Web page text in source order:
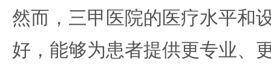
然而，三甲医院的医疗水平和
好，能够为患者提供更专业、